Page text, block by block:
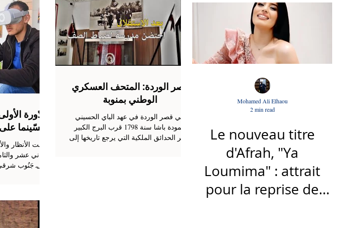
الدّورة
السّينما
اتّجهت الأنظار
إلى جَنُوب
قصر الوردة: المتحف العسكري
الوطني بمنوبة
بني قصر الوردة في عهد الباي الحسيني
حمودة باشا سنة 1798 قرب البرج الكبير
بمقر الحدائق الملكية التي يرجع تاريخها إلى
d'antan
Le nouveau titre
d'Afrah, "Ya
Loumima" : attrait
pour la reprise de
Mohamed Ali Elhaou
2 min read